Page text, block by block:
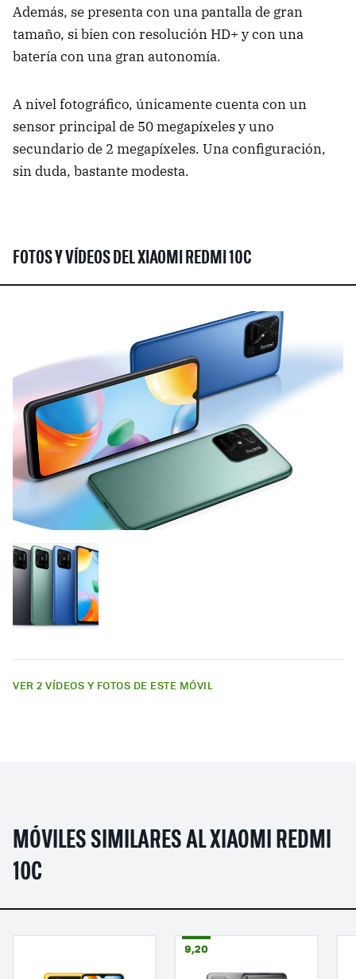
Además, se presenta con una pantalla de gran
tamaño, si bien con resolución HD+ y con una
batería con una gran autonomía.
A nivel fotográfico, únicamente cuenta con un
sensor principal de 50 megapíxeles y uno
secundario de 2 megapíxeles. Una configuración,
sin duda, bastante modesta.
FOTOS Y VÍDEOS DEL XIAOMI REDMI 10C
VER 2 VÍDEOS Y FOTOS DE ESTE MÓVIL
MÓVILES SIMILARES AL XIAOMI REDMI
10C
9,20